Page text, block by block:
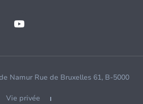
Namur Rue de Bruxelles 61, B-5000
Vie privée